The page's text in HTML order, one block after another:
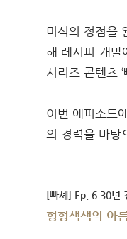
미식의 정점을
해 레시피 개발
시리즈 콘텐츠
이번 에피소드
의 경력을 바탕
[빠셰] Ep. 6 30년
형형색색의 아